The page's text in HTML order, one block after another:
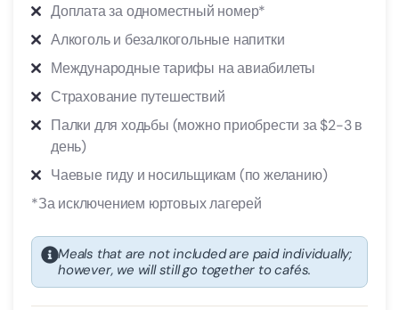
Доплата за одноместный номер*
Алкоголь и безалкогольные напитки
Международные тарифы на авиабилеты
Страхование путешествий
Палки для ходьбы (можно приобрести за $2-3 в
день)
Чаевые гиду и носильщикам (по желанию)
*За исключением юртовых лагерей
Meals that are not included are paid individually;
however, we will still go together to cafés.